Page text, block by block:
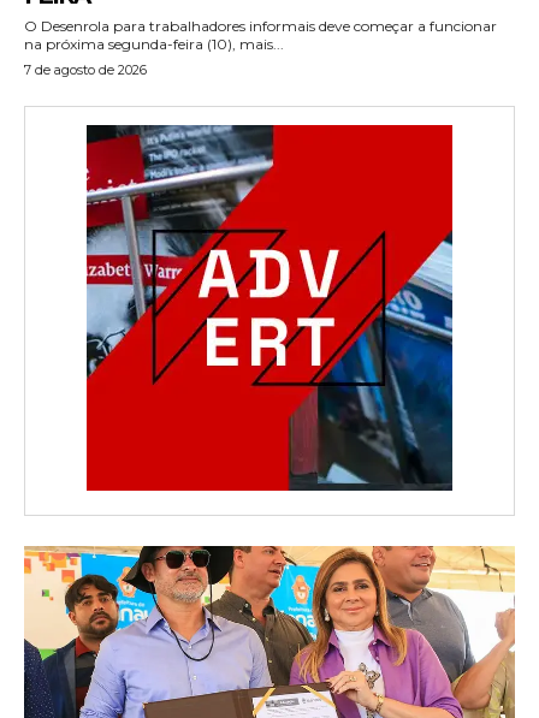
O Desenrola para trabalhadores informais deve começar a funcionar
na próxima segunda-feira (10), mais...
7 de agosto de 2026